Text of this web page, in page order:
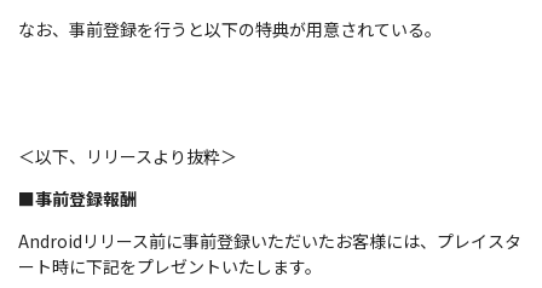
なお、事前登録を行うと以下の特典が用意されている。
＜以下、リリースより抜粋＞
■事前登録報酬
Androidリリース前に事前登録いただいたお客様には、プレイスタ
ート時に下記をプレゼントいたします。